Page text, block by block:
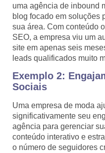
uma agência de inbound
blog focado em soluções
sua área. Com conteúdo
SEO, a empresa viu um
site em apenas seis
leads qualificados muito
Exemplo 2:
Sociais
Uma empresa de moda
significativamente seu
agência para gerenciar
conteúdo interativo e
o número de seguidores